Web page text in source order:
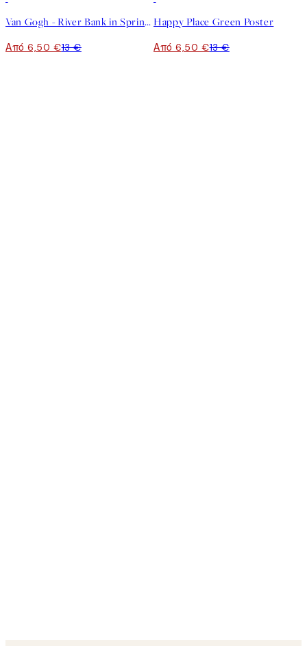
Van Gogh - River Bank in Springtime Poster
Από 6,50 €13 €
Happy Place Green Poster
Από 6,50 €13 €